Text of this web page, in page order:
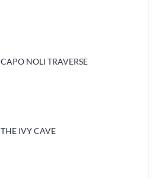
CAPO NOLI TRAVERSE
THE IVY CAVE